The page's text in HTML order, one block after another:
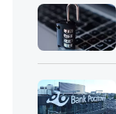
Rok
2019
Osoby
Miłosz Kurzawski